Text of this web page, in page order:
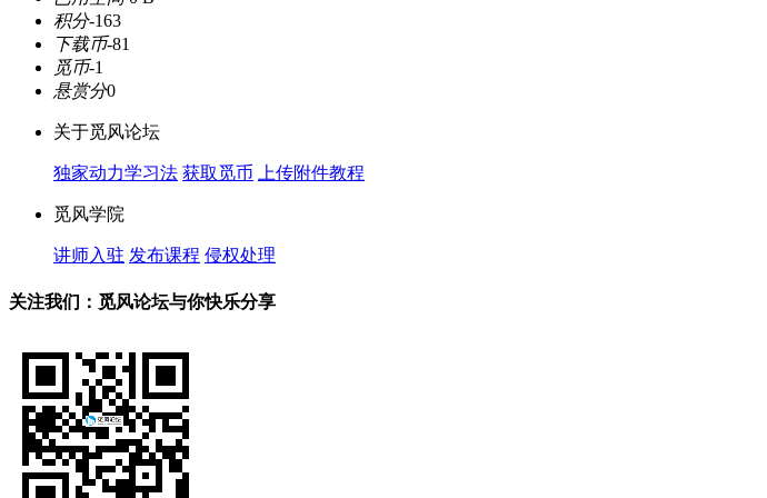
积分-163
下载币-81
觅币-1
悬赏分0
关于觅风论坛
独家动力学习法 获取觅币 上传附件教程
觅风学院
讲师入驻 发布课程 侵权处理
关注我们：觅风论坛与你快乐分享